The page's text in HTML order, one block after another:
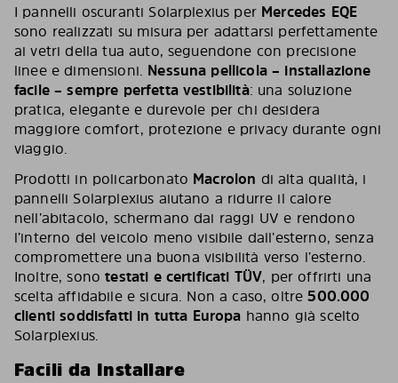
I pannelli oscuranti Solarplexius per Mercedes EQE
sono realizzati su misura per adattarsi perfettamente
ai vetri della tua auto, seguendone con precisione
linee e dimensioni. Nessuna pellicola – installazione
facile – sempre perfetta vestibilità: una soluzione
pratica, elegante e durevole per chi desidera
maggiore comfort, protezione e privacy durante ogni
viaggio.
Prodotti in policarbonato Macrolon di alta qualità, i
pannelli Solarplexius aiutano a ridurre il calore
nell’abitacolo, schermano dai raggi UV e rendono
l’interno del veicolo meno visibile dall’esterno, senza
compromettere una buona visibilità verso l’esterno.
Inoltre, sonotestati e certificati TÜV, per offrirti una
scelta affidabile e sicura. Non a caso, oltre500.000
clienti soddisfatti in tutta Europa hanno già scelto
Solarplexius.
Facili da Installare